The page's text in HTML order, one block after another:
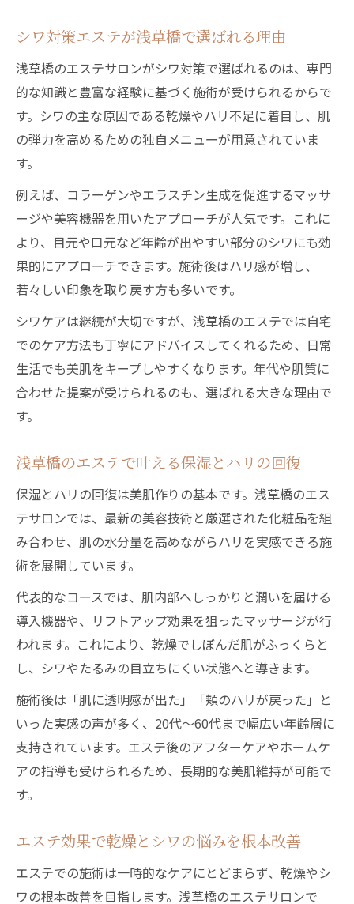
美肌ケアなら最新エステで得られる実感
最新エステ技術で乾燥肌とシワを徹底ケア
浅草橋のエステで感じる美肌効果の秘密
エステ施術で肌の潤いと透明感アップ
乾燥やシワ対策に強いエステの選び方
乾燥に悩む方へ贈る浅草橋の上質エステ体験
乾燥対策に特化した浅草橋エステの魅力
シワ予防に効くエステの施術ポイント
浅草橋で体験できるエステの保湿力が話題
乾燥やシワに強いエステ体験記を紹介
シワ対策エステが浅草橋で選ばれる理由
浅草橋のエステサロンがシワ対策で選ばれるのは、専門
的な知識と豊富な経験に基づく施術が受けられるからで
す。シワの主な原因である乾燥やハリ不足に着目し、肌
の弾力を高めるための独自メニューが用意されていま
す。
例えば、コラーゲンやエラスチン生成を促進するマッサ
ージや美容機器を用いたアプローチが人気です。これに
より、目元や口元など年齢が出やすい部分のシワにも効
果的にアプローチできます。施術後はハリ感が増し、
若々しい印象を取り戻す方も多いです。
シワケアは継続が大切ですが、浅草橋のエステでは自宅
でのケア方法も丁寧にアドバイスしてくれるため、日常
生活でも美肌をキープしやすくなります。年代や肌質に
合わせた提案が受けられるのも、選ばれる大きな理由で
す。
浅草橋のエステで叶える保湿とハリの回復
保湿とハリの回復は美肌作りの基本です。浅草橋のエス
テサロンでは、最新の美容技術と厳選された化粧品を組
み合わせ、肌の水分量を高めながらハリを実感できる施
術を展開しています。
代表的なコースでは、肌内部へしっかりと潤いを届ける
導入機器や、リフトアップ効果を狙ったマッサージが行
われます。これにより、乾燥でしぼんだ肌がふっくらと
し、シワやたるみの目立ちにくい状態へと導きます。
施術後は「肌に透明感が出た」「頬のハリが戻った」と
いった実感の声が多く、20代〜60代まで幅広い年齢層に
支持されています。エステ後のアフターケアやホームケ
アの指導も受けられるため、長期的な美肌維持が可能で
す。
エステ効果で乾燥とシワの悩みを根本改善
エステでの施術は一時的なケアにとどまらず、乾燥やシ
ワの根本改善を目指します。浅草橋のエステサロンで